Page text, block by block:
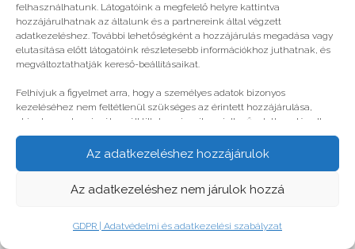
felhasználhatunk. Látogatóink a megfelelő helyre kattintva
hozzájárulhatnak az általunk és a partnereink által végzett
adatkezeléshez. További lehetőségként a hozzájárulás megadása vagy
elutasítása előtt látogatóink részletesebb információkhoz juthatnak, és
megváltoztathatják kereső-beállításaikat.
Felhívjuk a figyelmet arra, hogy a személyes adatok bizonyos
kezeléséhez nem feltétlenül szükséges az érintett hozzájárulása,
akinek azonban jogában áll tiltakozni az ilyen jellegű adatkezelés ellen.
A beállítások csak erre a weboldalra érvényesek. Erre a webhelyre
visszatérve vagy az ADATKEZELÉSI TÁJÉKOZTATÓ, ADATVÉDELMI ÉS
Az adatkezeléshez hozzájárulok
Az adatkezeléshez nem járulok hozzá
GDPR | Adatvédelmi és adatkezelési szabályzat